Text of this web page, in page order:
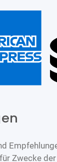
Zwecke